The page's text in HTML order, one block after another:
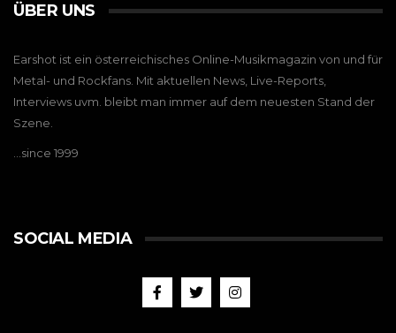
ÜBER UNS
Earshot ist ein österreichisches Online-Musikmagazin von und für
Metal- und Rockfans. Mit aktuellen News, Live-Reports,
Interviews uvm. bleibt man immer auf dem neuesten Stand der
Szene.
…since 1999
SOCIAL MEDIA